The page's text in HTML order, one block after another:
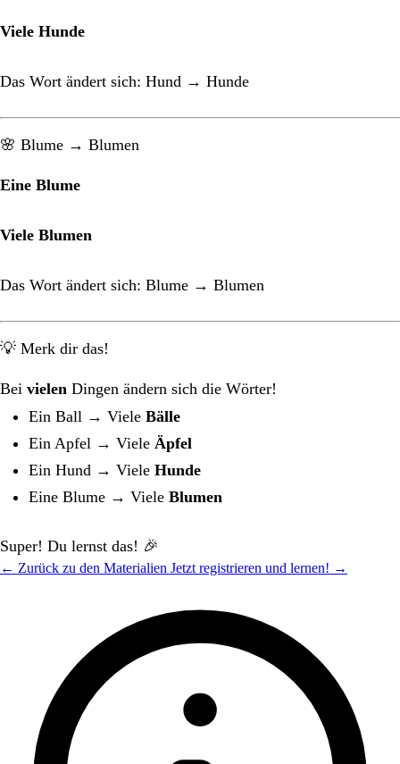
Viele Hunde
Das Wort ändert sich: Hund → Hunde
🌸 Blume → Blumen
Eine Blume
Viele Blumen
Das Wort ändert sich: Blume → Blumen
💡 Merk dir das!
Bei vielen Dingen ändern sich die Wörter!
Ein Ball → Viele Bälle
Ein Apfel → Viele Äpfel
Ein Hund → Viele Hunde
Eine Blume → Viele Blumen
Super! Du lernst das! 🎉
← Zurück zu den Materialien Jetzt registrieren und lernen! →